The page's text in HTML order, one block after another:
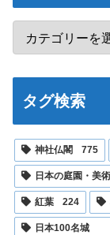
タグ検索
神社仏閣 775
日本の庭園・美
紅葉 224
日本100名城